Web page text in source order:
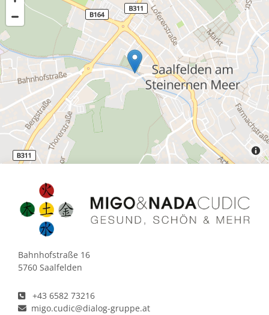
Bahnhofstraße 16
5760 Saalfelden
 +43 6582 73216
 migo.cudic@dialog-gruppe.at